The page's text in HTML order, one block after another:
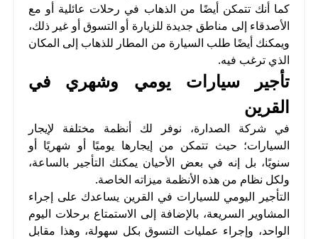
كما أنك تتمكن أيضًا من الذهاب في رحلات عائلية أو مع
الأصدقاء إلى مناطق جديدة للزيارة أو التسوق أو غير ذلك،
ويمكنك أيضًا طلب السيارة من المطار للذهاب إلى المكان
الذي ترغب فيه.
تأجير سيارات يومي وشهري في
القرين
في شركة الصدارة، نوفر لك أنظمة مختلفة لإيجار
السيارات؛ حيث تتمكن من إيجارها يوميًا أو شهريًا أو
سنويًا، بل إنه في بعض الأحيان يمكنك التأجير بالساعة،
ولكل نظام من هذه الأنظمة ميزاته الخاصة.
التأجير اليومي للسيارات في القرين يساعدك على إجراء
المشاوير السريعة، بالإضافة إلى الاستمتاع برحلات اليوم
الواحد، وإجراء عمليات التسوق بكل سهولة، وهذا مقابل